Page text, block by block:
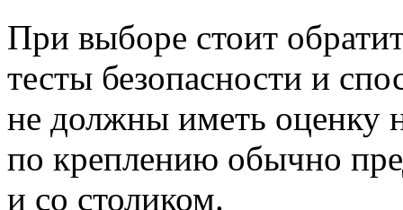
При выборе стоит
тесты безопасности и
не должны иметь оценку
по креплению обычно
и со столиком.